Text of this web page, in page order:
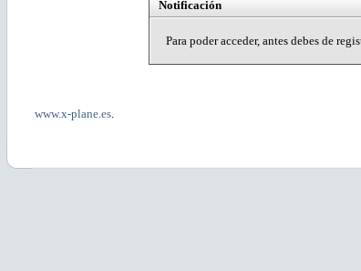
Notificación
Para poder acceder, antes debes de
www.x-plane.es